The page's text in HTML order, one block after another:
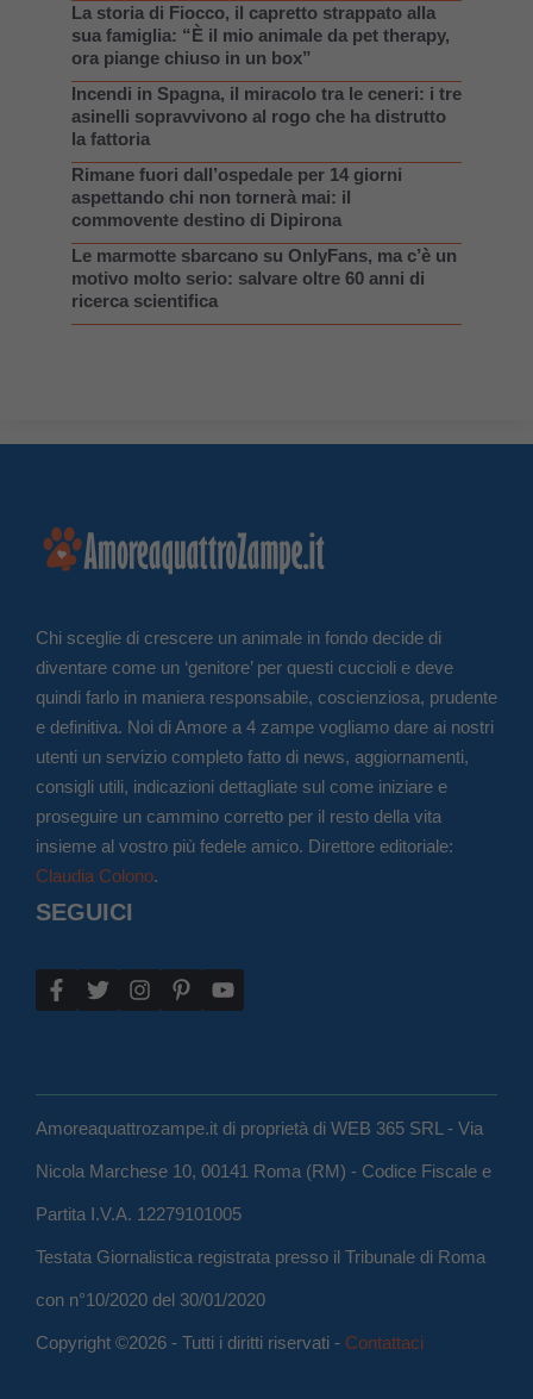
La storia di Fiocco, il capretto strappato alla
sua famiglia: “È il mio animale da pet therapy,
ora piange chiuso in un box”
Incendi in Spagna, il miracolo tra le ceneri: i tre
asinelli sopravvivono al rogo che ha distrutto
la fattoria
Rimane fuori dall’ospedale per 14 giorni
aspettando chi non tornerà mai: il
commovente destino di Dipirona
Le marmotte sbarcano su OnlyFans, ma c’è un
motivo molto serio: salvare oltre 60 anni di
ricerca scientifica
Chi sceglie di crescere un animale in fondo decide di
diventare come un ‘genitore’ per questi cuccioli e deve
quindi farlo in maniera responsabile, coscienziosa, prudente
e definitiva. Noi di Amore a 4 zampe vogliamo dare ai nostri
utenti un servizio completo fatto di news, aggiornamenti,
consigli utili, indicazioni dettagliate sul come iniziare e
proseguire un cammino corretto per il resto della vita
insieme al vostro più fedele amico. Direttore editoriale:
Claudia Colono.
SEGUICI
Amoreaquattrozampe.it di proprietà di WEB 365 SRL - Via
Nicola Marchese 10, 00141 Roma (RM) - Codice Fiscale e
Partita I.V.A. 12279101005
Testata Giornalistica registrata presso il Tribunale di Roma
con n°10/2020 del 30/01/2020
Copyright ©2026 - Tutti i diritti riservati - Contattaci